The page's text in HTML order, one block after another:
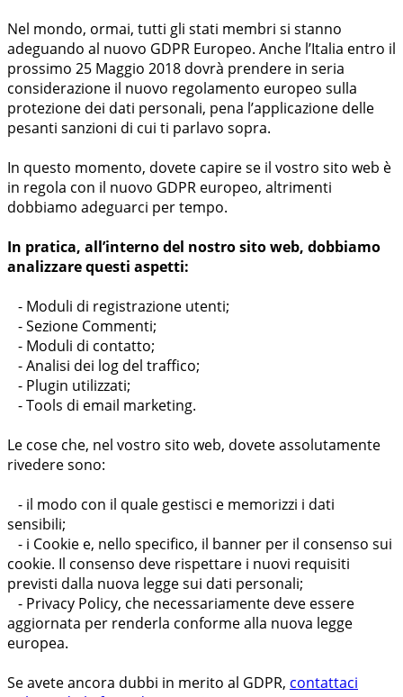
Nel mondo, ormai, tutti gli stati membri si stanno
adeguando al nuovo GDPR Europeo. Anche l’Italia entro il
prossimo 25 Maggio 2018 dovrà prendere in seria
considerazione il nuovo regolamento europeo sulla
protezione dei dati personali, pena l’applicazione delle
pesanti sanzioni di cui ti parlavo sopra.
In questo momento, dovete capire se il vostro sito web è
in regola con il nuovo GDPR europeo, altrimenti
dobbiamo adeguarci per tempo.
In pratica, all’interno del nostro sito web, dobbiamo
analizzare questi aspetti:
- Moduli di registrazione utenti;
- Sezione Commenti;
- Moduli di contatto;
- Analisi dei log del traffico;
- Plugin utilizzati;
- Tools di email marketing.
Le cose che, nel vostro sito web, dovete assolutamente
rivedere sono:
- il modo con il quale gestisci e memorizzi i dati
sensibili;
- i Cookie e, nello specifico, il banner per il consenso sui
cookie. Il consenso deve rispettare i nuovi requisiti
previsti dalla nuova legge sui dati personali;
- Privacy Policy, che necessariamente deve essere
aggiornata per renderla conforme alla nuova legge
europea.
Se avete ancora dubbi in merito al GDPR, contattaci